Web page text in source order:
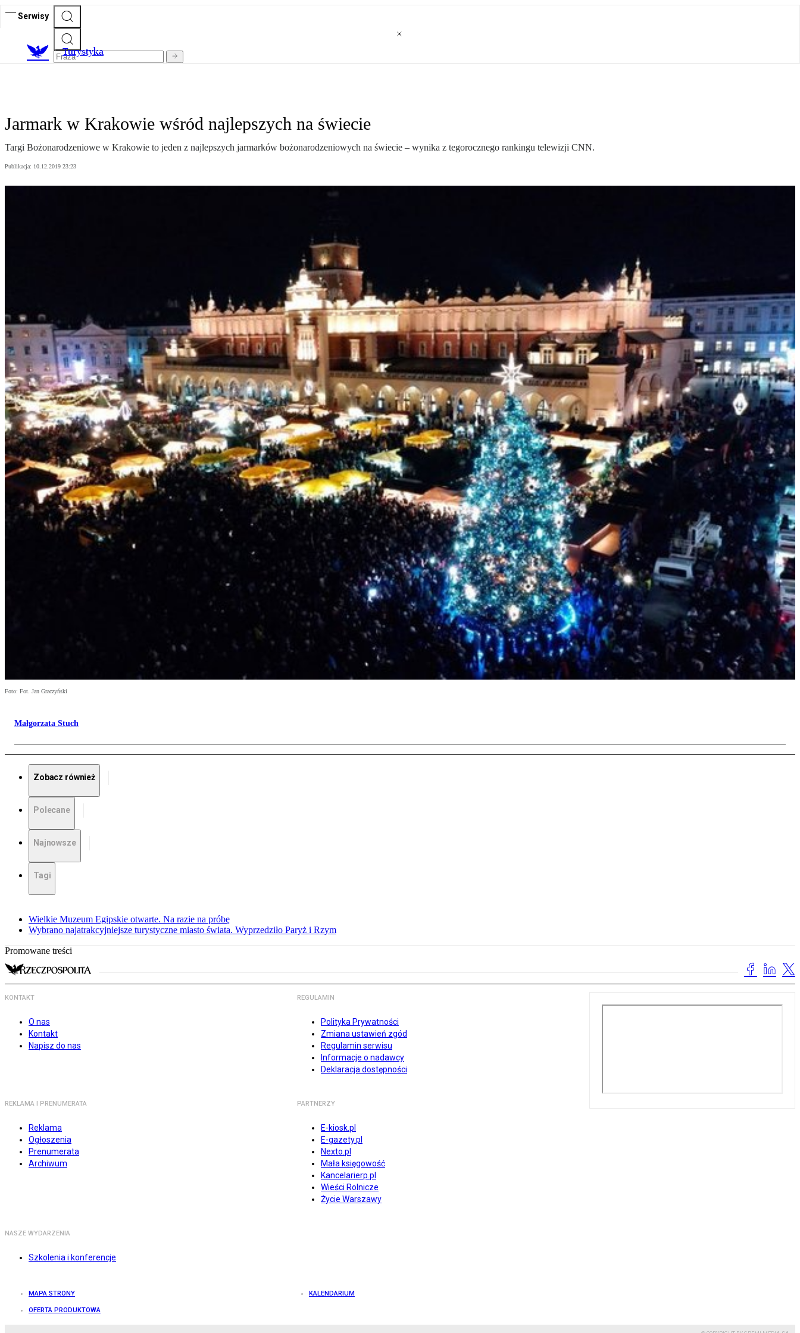
Serwisy
Turystyka
Jarmark w Krakowie wśród najlepszych na świecie
Targi Bożonarodzeniowe w Krakowie to jeden z najlepszych jarmarków bożonarodzeniowych na świecie – wynika z tegorocznego rankingu telewizji CNN.
Publikacja: 10.12.2019 23:23
Foto: Fot. Jan Graczyński
Małgorzata Stuch
Zobacz również
Polecane
Najnowsze
Tagi
Wielkie Muzeum Egipskie otwarte. Na razie na próbę
Wybrano najatrakcyjniejsze turystyczne miasto świata. Wyprzedziło Paryż i Rzym
Promowane treści
KONTAKT
O nas
Kontakt
Napisz do nas
REGULAMIN
Polityka Prywatności
Zmiana ustawień zgód
Regulamin serwisu
Informacje o nadawcy
Deklaracja dostępności
REKLAMA I PRENUMERATA
Reklama
Ogłoszenia
Prenumerata
Archiwum
PARTNERZY
E-kiosk.pl
E-gazety.pl
Nexto.pl
Mała księgowość
Kancelarierp.pl
Wieści Rolnicze
Życie Warszawy
NASZE WYDARZENIA
Szkolenia i konferencje
MAPA STRONY KALENDARIUM
OFERTA PRODUKTOWA